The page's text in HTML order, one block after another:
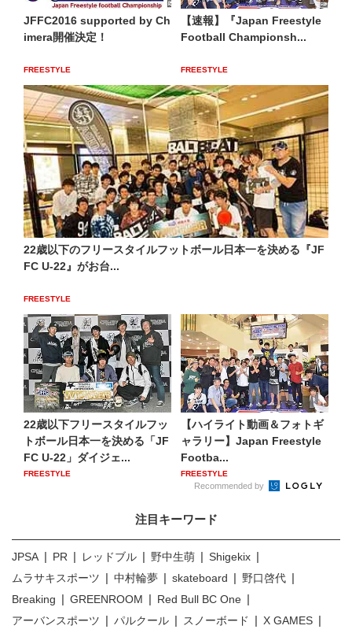
JFFC2016 supported by Ch
imera開催決定！
FREESTYLE
【速報】『Japan Freestyle
Football Championsh...
FREESTYLE
22歳以下のフリースタイルフットボール日本一を決める『JF
FC U-22』がお台...
FREESTYLE
22歳以下フリースタイルフッ
トボール日本一を決める「JF
FC U-22」ダイジェ...
FREESTYLE
【ハイライト動画＆フォトギ
ャラリー】Japan Freestyle
Footba...
FREESTYLE
Recommended by
注目キーワード
JPSA PR レッドブル 野中生萌
Shigekix
ムラサキスポーツ
中村輪夢 skateboard
野口啓代
Breaking
GREENROOM
Red Bull BC One
アーバンスポーツ
パルクール スノーボード
X GAMES